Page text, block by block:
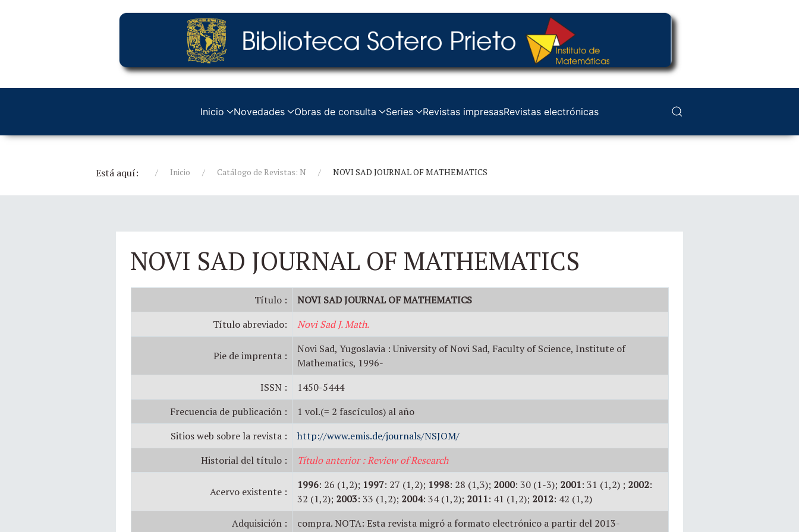
Inicio Novedades Obras de consulta Series Revistas impresasRevistas electrónicas
Está aquí: Inicio Catálogo de Revistas: N NOVI SAD JOURNAL OF MATHEMATICS
NOVI SAD JOURNAL OF MATHEMATICS
Título :
NOVI SAD JOURNAL OF MATHEMATICS
Título abreviado:
Novi Sad J. Math.
Pie de imprenta :
Novi Sad, Yugoslavia : University of Novi Sad, Faculty of Science, Institute of
Mathematics, 1996-
ISSN :
1450-5444
Frecuencia de publicación :
1 vol.(= 2 fascículos) al año
Sitios web sobre la revista :
http://www.emis.de/journals/NSJOM/
Historial del título :
Título anterior : Review of Research
Acervo existente :
1996: 26 (1,2); 1997: 27 (1,2); 1998: 28 (1,3); 2000: 30 (1-3); 2001: 31 (1,2) ; 2002:
32 (1,2); 2003: 33 (1,2); 2004: 34 (1,2); 2011: 41 (1,2); 2012: 42 (1,2)
Adquisición :
compra. NOTA: Esta revista migró a formato electrónico a partir del 2013-